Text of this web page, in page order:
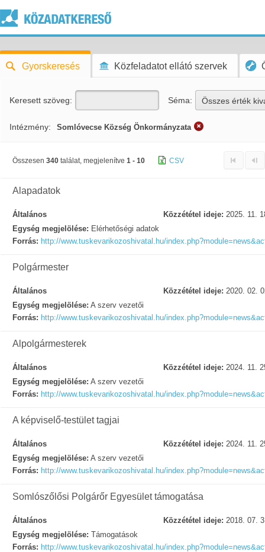
Gyorskeresés Közfeladatot ellátó szervek
Keresett szöveg: Séma: Összes érték
Intézmény: Somlóvecse Község Önkormányzata
Összesen 340 találat, megjelenítve 1 - 10 CSV
Alapadatok
Általános Közzététel ideje: 2025. 11.
Egység megjelölése: Elérhetőségi adatok
Forrás: http://www.tuskevarikozoshivatal.hu/
Polgármester
Általános Közzététel ideje: 2020. 02.
Egység megjelölése: A szerv vezetői
Forrás: http://www.tuskevarikozoshivatal.hu/
Alpolgármesterek
Általános Közzététel ideje: 2024. 11.
Egység megjelölése: A szerv vezetői
Forrás: http://www.tuskevarikozoshivatal.hu/
A képviselő-testület tagjai
Általános Közzététel ideje: 2024. 11.
Egység megjelölése: A szerv vezetői
Forrás: http://www.tuskevarikozoshivatal.hu/
Somlószőlősi Polgárőr Egyesület támogatása
Általános Közzététel ideje: 2018. 07.
Egység megjelölése: Támogatások
Forrás: http://www.tuskevarikozoshivatal.hu/